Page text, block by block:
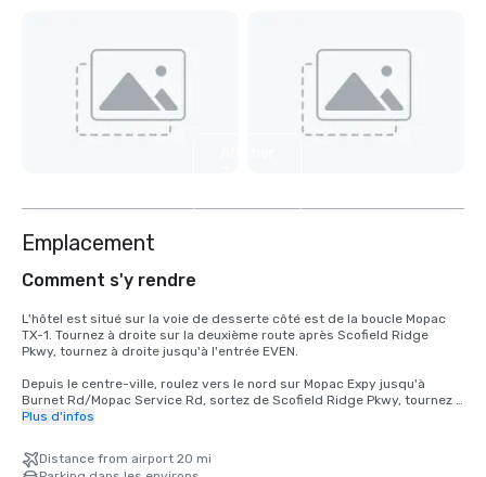
Emplacement
Comment s'y rendre
L'hôtel est situé sur la voie de desserte côté est de la boucle Mopac
TX-1. Tournez à droite sur la deuxième route après Scofield Ridge
Pkwy, tournez à droite jusqu'à l'entrée EVEN.
Depuis le centre-ville, roulez vers le nord sur Mopac Expy jusqu'à
Burnet Rd/Mopac Service Rd, sortez de Scofield Ridge Pkwy, tournez à
droite sur la deuxième route après Scofield Ridge Pkwy, tournez à
De l'aéroport TX-71 W à l'US-183N en direction du TX-1 Loop/Mopac.
Plus d'infos
Distance from airport 20 mi